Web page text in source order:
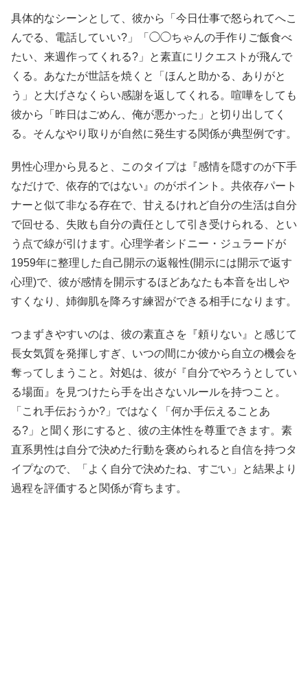
具体的なシーンとして、彼から「今日仕事で怒られてへこ
んでる、電話していい?」「◯◯ちゃんの手作りご飯食べ
たい、来週作ってくれる?」と素直にリクエストが飛んで
くる。あなたが世話を焼くと「ほんと助かる、ありがと
う」と大げさなくらい感謝を返してくれる。喧嘩をしても
彼から「昨日はごめん、俺が悪かった」と切り出してく
る。そんなやり取りが自然に発生する関係が典型例です。
男性心理から見ると、このタイプは『感情を隠すのが下手
なだけで、依存的ではない』のがポイント。共依存パート
ナーと似て非なる存在で、甘えるけれど自分の生活は自分
で回せる、失敗も自分の責任として引き受けられる、とい
う点で線が引けます。心理学者シドニー・ジュラードが
1959年に整理した自己開示の返報性(開示には開示で返す
心理)で、彼が感情を開示するほどあなたも本音を出しや
すくなり、姉御肌を降ろす練習ができる相手になります。
つまずきやすいのは、彼の素直さを『頼りない』と感じて
長女気質を発揮しすぎ、いつの間にか彼から自立の機会を
奪ってしまうこと。対処は、彼が『自分でやろうとしてい
る場面』を見つけたら手を出さないルールを持つこと。
「これ手伝おうか?」ではなく「何か手伝えることあ
る?」と聞く形にすると、彼の主体性を尊重できます。素
直系男性は自分で決めた行動を褒められると自信を持つタ
イプなので、「よく自分で決めたね、すごい」と結果より
過程を評価すると関係が育ちます。